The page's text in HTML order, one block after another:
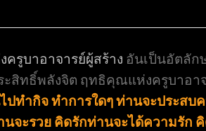
รูบาอาจารย์ผู้สร้าง อันเป็นอัตลัก
ะสิทธิ์พลังจิต ฤทธิคุณแห่งครูบาอา
ทำกิจ ทำการใดๆ ท่านจะประสบ
จะรวย คิดรักท่านจะได้ความรัก